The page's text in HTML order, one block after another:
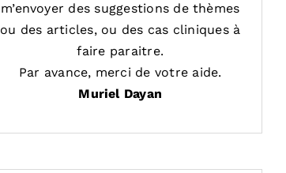
m’envoyer des suggestions de thèmes
ou des articles, ou des cas cliniques à
faire paraitre.
Par avance, merci de votre aide.
Muriel Dayan